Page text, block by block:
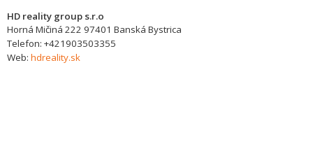
HD reality group s.r.o
Horná Mičiná 222 97401 Banská Bystrica
Telefon: +421903503355
Web: hdreality.sk